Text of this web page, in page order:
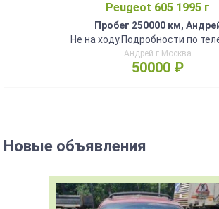
Peugeot 605 1995 г
Пробег 250000 км,
Не на ходу.Подробности по
Андрей г.Москва
50000 ₽
Новые объявления